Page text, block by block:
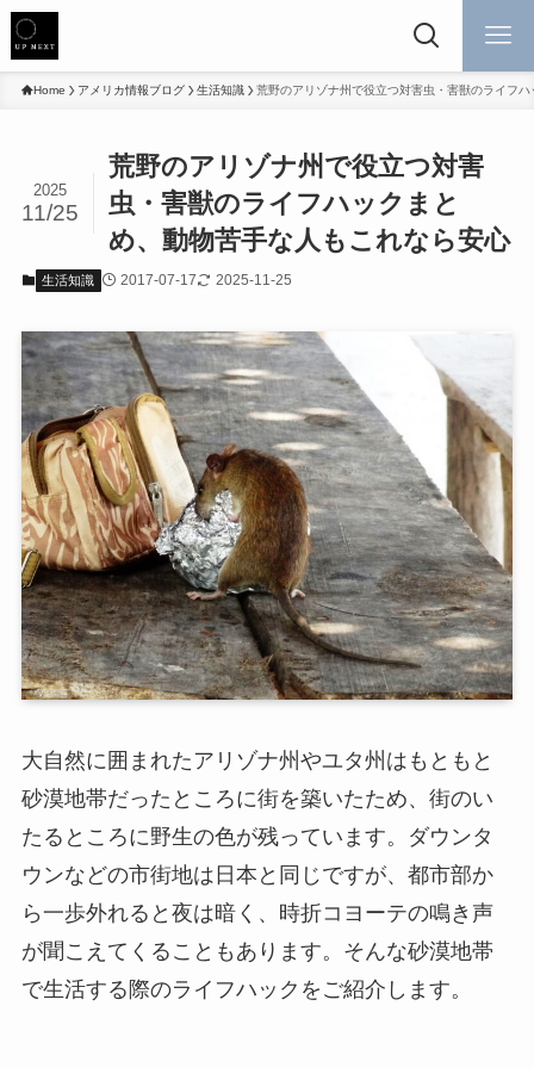
Home アメリカ情報ブログ 生活知識 荒野のアリゾナ州で役立つ対害虫・害獣のライフ
荒野のアリゾナ州で役立つ対害
虫・害獣のライフハックまと
め、動物苦手な人もこれなら安心
2025
11/25
生活知識 2017-07-17 2025-11-25
大自然に囲まれたアリゾナ州やユタ州はもともと
砂漠地帯だったところに街を築いたため、街のい
たるところに野生の色が残っています。ダウンタ
ウンなどの市街地は日本と同じですが、都市部か
ら一歩外れると夜は暗く、時折コヨーテの鳴き声
が聞こえてくることもあります。そんな砂漠地帯
で生活する際のライフハックをご紹介します。